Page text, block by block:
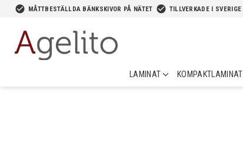
check_circle MÅTTBESTÄLLDA BÄNKSKIVOR PÅ NÄTET check_circle TILLVERKADE I SVERIGE
LAMINAT KOMPAKTLAMINAT